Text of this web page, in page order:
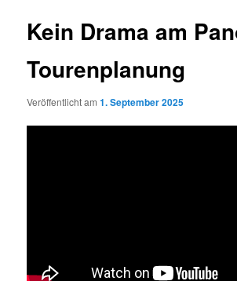
Kein Drama am
Tourenplanung
Veröffentlicht am1. September 2025